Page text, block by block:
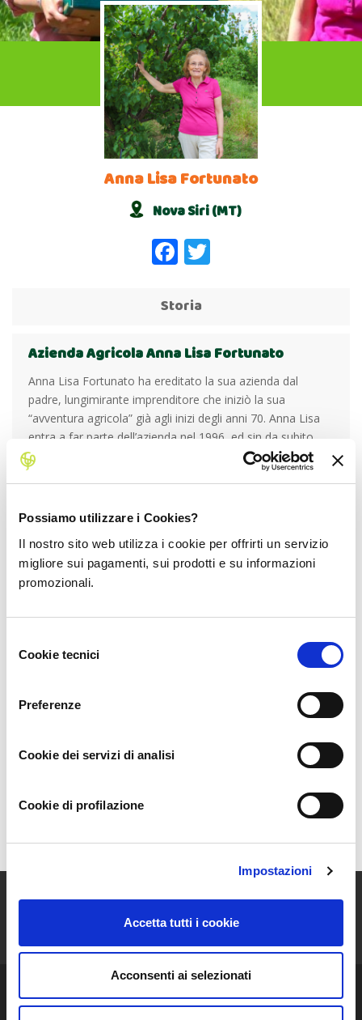
Possiamo utilizzare i Cookies?
Il nostro sito web utilizza i cookie per offrirti un servizio
migliore sui pagamenti, sui prodotti e su informazioni
promozionali.
delCookie tecnici
Preferenze
Cookie dei servizi di analisi
Cookie di profilazione
Impostazioni
Accetta tutti i cookie
Acconsenti ai selezionati
Anna Lisa Fortunato
Nova Siri (MT)
Facebook
Storia
Azienda Agricola Anna Lisa Fortunato
Anna Lisa Fortunato ha ereditato la sua azienda dal
padre, lungimirante imprenditore che iniziò la sua
“avventura agricola” già agli inizi degli anni 70. Anna Lisa
entra a far parte dell’azienda nel 1996, ed sin da subito
porta con sé numerosi miglioramenti: decide di
impiantare nuovi frutteti di kiwi e di albicocche e
sfruttare al meglio la posizione geografica e climatica dei
certificazione Biologica e su quella Global Gap,
capendo come i nuovi consumatori siano attenti alla
tracciabilità, qualità e provenienza dei prodotti! In questa
famiglia! Anna Lisa, mamma e nonna, sa quanto è
importante offrire agli altri il cibo più buono possibile, e nel
suo lavoro trasmette sempre il
desiderio che tutte le
salute
La Scelta
ISCRIVITI ALLA NEWSLETTER
Resta aggiornato sulle storie e le novità della nostra Community!